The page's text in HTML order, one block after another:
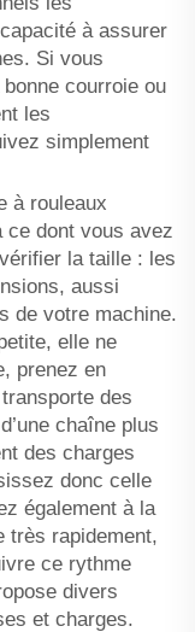
à assurer
Si vous
courroie ou
les
simplement
à rouleaux
dont vous avez
la taille : les
aussi
de votre machine.
elle ne
prenez en
des
chaîne plus
des charges
donc celle
également à la
très rapidement,
ce rythme
divers
et charges.